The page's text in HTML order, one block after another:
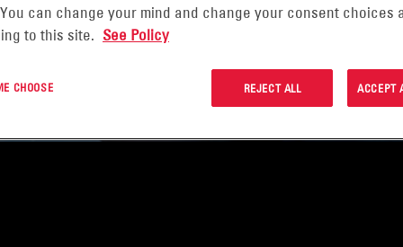
für 5G benötigt werden. EnerSys®-
Strom und Backhaul zu versorgen.
can change your mind and change your consent choices
to this site. See Policy
CHOOSE REJECT ALL ACCEPT